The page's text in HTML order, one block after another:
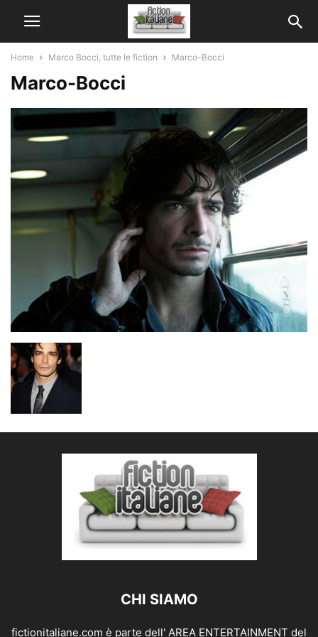
Home Marco Bocci, tutte le fiction Marco-Bocci
Marco-Bocci
CHI SIAMO
fictionitaliane.com è parte dell' AREA ENTERTAINMENT del